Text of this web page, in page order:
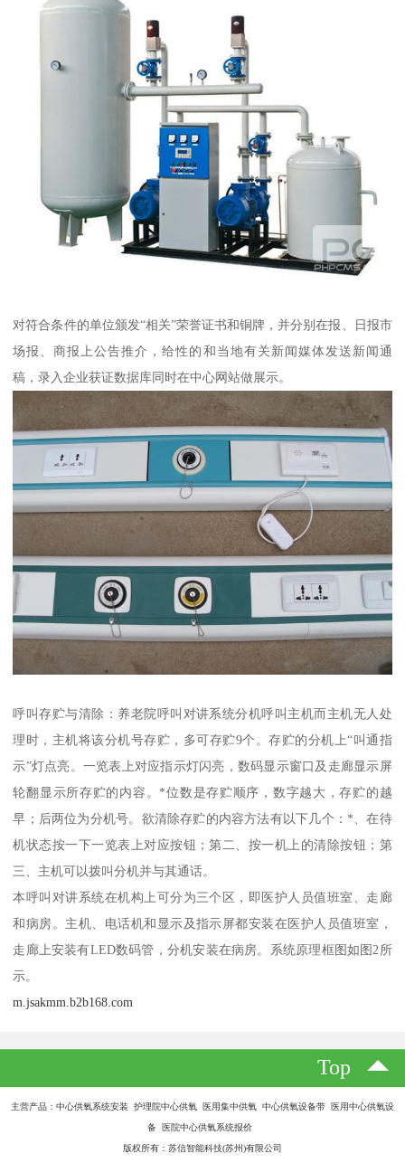
对符合条件的单位颁发“相关”荣誉证书和铜牌，并分别在报、日报市
场报、商报上公告推介，给性的和当地有关新闻媒体发送新闻通
稿，录入企业获证数据库同时在中心网站做展示。
呼叫存贮与清除：养老院呼叫对讲系统分机呼叫主机而主机无人处
理时，主机将该分机号存贮，多可存贮9个。存贮的分机上“叫通指
示”灯点亮。一览表上对应指示灯闪亮，数码显示窗口及走廊显示屏
轮翻显示所存贮的内容。*位数是存贮顺序，数字越大，存贮的越
早；后两位为分机号。欲清除存贮的内容方法有以下几个：*、在待
机状态按一下一览表上对应按钮；第二、按一机上的清除按钮；第
三、主机可以拨叫分机并与其通话。
本呼叫对讲系统在机构上可分为三个区，即医护人员值班室、走廊
和病房。主机、电话机和显示及指示屏都安装在医护人员值班室，
走廊上安装有LED数码管，分机安装在病房。系统原理框图如图2所
示。
m.jsakmm.b2b168.com
Top
主营产品：中心供氧系统安装 护理院中心供氧 医用集中供氧 中心供氧设备带 医用中心供氧设
备 医院中心供氧系统报价
版权所有：苏信智能科技(苏州)有限公司